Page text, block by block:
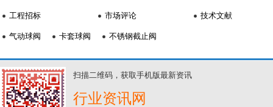
工程招标 市场评论 技术文献
气动球阀 卡套球阀 不锈钢截止阀
扫描二维码，获取手机版最新资讯
行业资讯网